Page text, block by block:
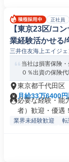
正社員
【東京23区/コ
業経験活かせる/
三井住友海上エイジ
当社は損害保険
０％出資の保険
東京都千代田区
月給33万6400
必要な経験・能
者）歓迎・優遇
業界未経験歓迎 転